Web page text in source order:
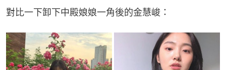
對比一下卸下中殿娘娘一角後的金慧峻：